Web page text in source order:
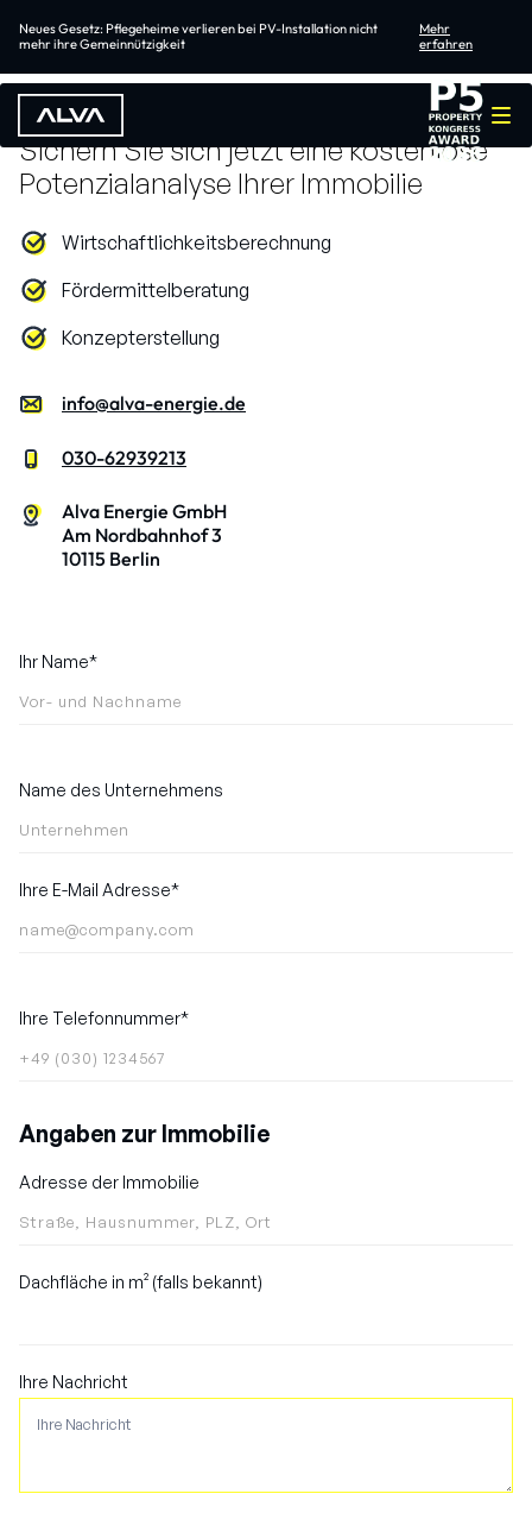
Neues Gesetz: Pflegeheime verlieren bei PV-Installation nicht
mehr ihre Gemeinnützigkeit
Mehr
erfahren
Sichern Sie sich jetzt eine kostenlose
Potenzialanalyse Ihrer Immobilie
Wirtschaftlichkeitsberechnung
Fördermittelberatung
Konzepterstellung
info@alva-energie.de
030-62939213
Alva Energie GmbH
Am Nordbahnhof 3
10115 Berlin
Ihr Name*
Name des Unternehmens
Ihre E-Mail Adresse*
Ihre Telefonnummer*
Angaben zur Immobilie
Adresse der Immobilie
Dachfläche in m² (falls bekannt)
Ihre Nachricht